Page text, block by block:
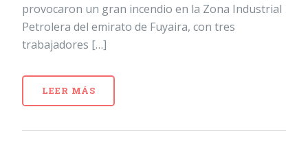
provocaron un gran incendio en la Zona Industrial
Petrolera del emirato de Fuyaira, con tres
trabajadores […]
LEER MÁS